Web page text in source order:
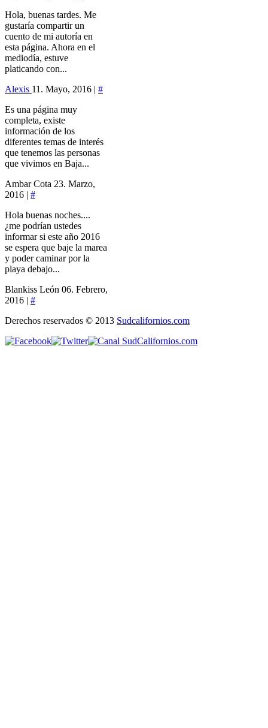
Hola, buenas tardes. Me
gustaría compartir un
cuento de mi autoría en
esta página. Ahora en el
mediodía, estuve
platicando con...
Alexis 11. Mayo, 2016 | #
Es una página muy
completa, existe
información de los
diferentes temas de interés
que tenemos las personas
que vivimos en Baja...
Ambar Cota 23. Marzo,
2016 | #
Hola buenas noches....
¿me podrían ustedes
informar si este año 2016
se espera que baje la marea
y poder caminar por la
playa debajo...
Blankiss León 06. Febrero,
2016 | #
Derechos reservados © 2013 Sudcalifornios.com